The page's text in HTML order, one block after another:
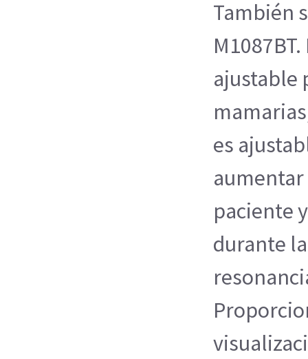
También
ajustable
es
paciente
durante